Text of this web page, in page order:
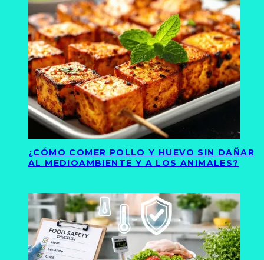
¿CÓMO COMER POLLO Y HUEVO SIN DAÑAR
AL MEDIOAMBIENTE Y A LOS ANIMALES?